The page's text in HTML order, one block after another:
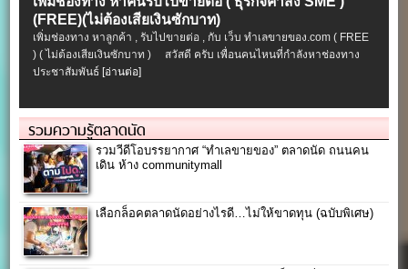
(FREE)(ไม่ต้องเสียเงินซักบาท)
เพิ่มช่องทาง หาลูกค้า , รับไปขายต่อ , กับ เว็บ ทำเลขายของ.com ( FREE
) ( ไม่ต้องเสียเงินซักบาท ) สวัสดี ครับ เพื่อนคนไหนที่กำลังหาช่องทาง
ประชาสัมพันธ์ [อ่านต่อ]
รวมความรู้ตลาดนัด
รวมวีดีโอบรรยากาศ “ทำเลขายของ” ตลาดนัด ถนนคน
เดิน ห้าง communitymall
เลือกล็อคตลาดนัดอย่างไรดี…ไม่ให้ขาดทุน (ฉบับพิเศษ)